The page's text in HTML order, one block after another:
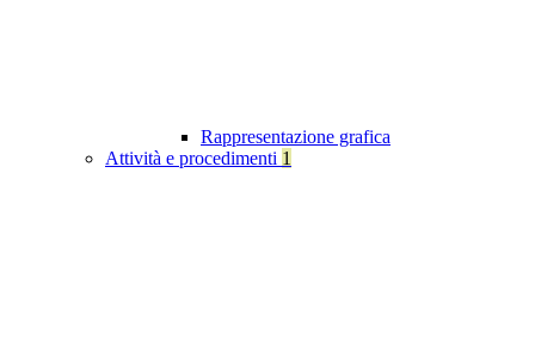
Rappresentazione grafica
Attività e procedimenti 1